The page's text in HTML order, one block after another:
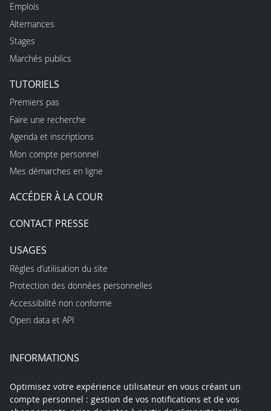
Emplois
Alternances
Stages
Marchés publics
TUTORIELS
Premiers pas
Faire une recherche
Agenda et inscriptions
Mon compte personnel
Mes démarches en ligne
ACCÉDER À LA COUR
CONTACT PRESSE
USAGES
Règles d’utilisation du site
Protection des données personnelles
Accessibilité non conforme
Open data et API
INFORMATIONS
Optimisez votre expérience utilisateur en vous créant un
compte personnel : gestion de vos notifications et de vos